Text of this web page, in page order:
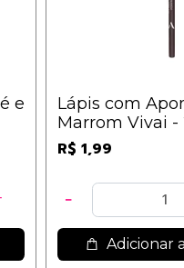
e
Lápis com
Marrom Vivai -
R$ 1,99
Adicionar